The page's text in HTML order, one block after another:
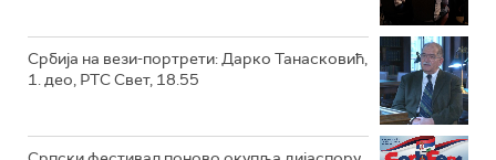
Србија на вези-портрети: Дарко Танасковић,
1. део, РТС Свет, 18.55